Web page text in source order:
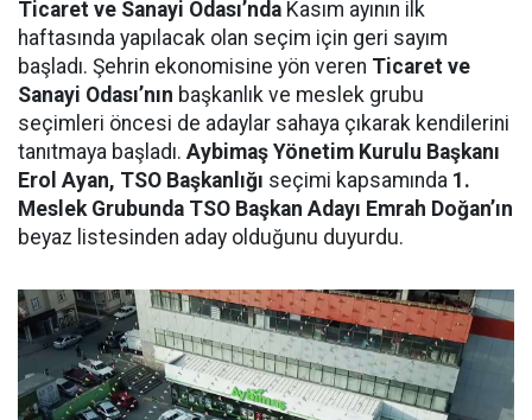
Ticaret ve Sanayi Odası’nda Kasım ayının ilk
haftasında yapılacak olan seçim için geri sayım
başladı. Şehrin ekonomisine yön veren Ticaret ve
Sanayi Odası’nın başkanlık ve meslek grubu
seçimleri öncesi de adaylar sahaya çıkarak kendilerini
tanıtmaya başladı. Aybimaş Yönetim Kurulu Başkanı
Erol Ayan, TSO Başkanlığı seçimi kapsamında 1.
Meslek Grubunda TSO Başkan Adayı Emrah Doğan’ın
beyaz listesinden aday olduğunu duyurdu.